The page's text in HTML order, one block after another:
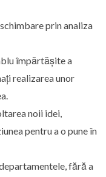
prin analiza
împărtășite a
realizarea unor
noii idei,
pentru a o pune în
fără a